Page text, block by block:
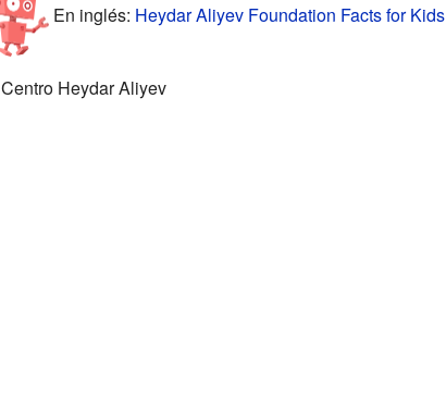
En inglés: Heydar Aliyev Foundation Facts for Kids
Centro Heydar Aliyev